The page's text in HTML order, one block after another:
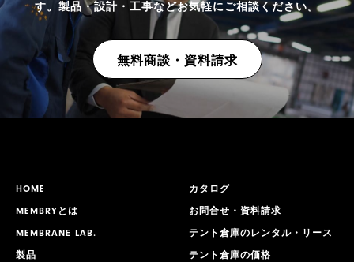
す。 製品・設計・工事などお気軽にご相談ください。
無料商談・資料請求
HOME
MEMBRYとは
MEMBRANE LAB.
製品
カタログ
お問合せ・資料請求
テント倉庫のレンタル・リース
テント倉庫の価格